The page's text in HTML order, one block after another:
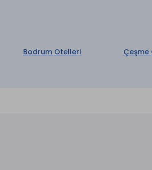
Bodrum Otelleri Çeşme